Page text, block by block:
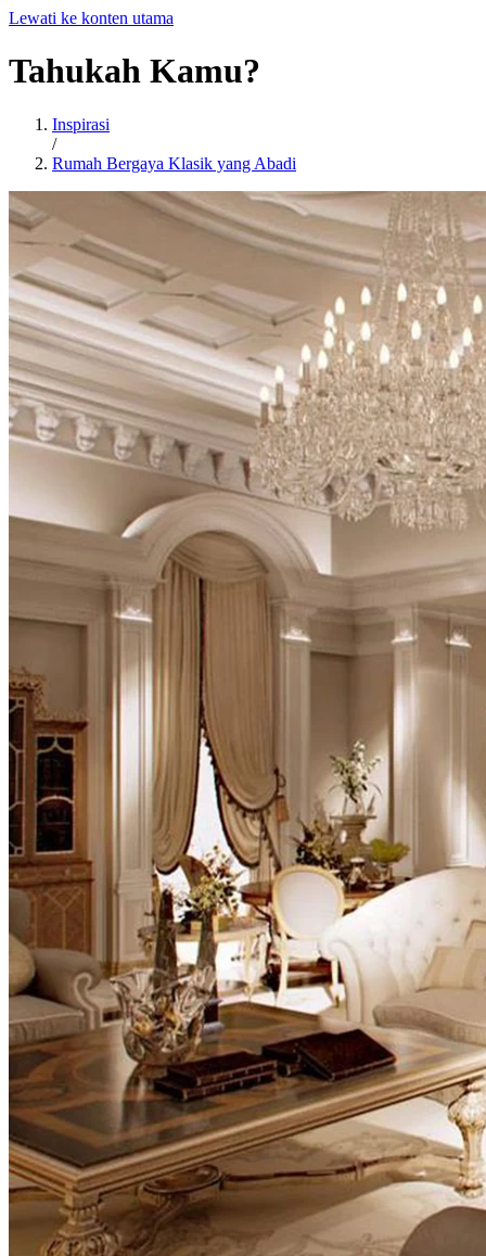
Lewati ke konten utama
Tahukah Kamu?
Inspirasi
/
Rumah Bergaya Klasik yang Abadi